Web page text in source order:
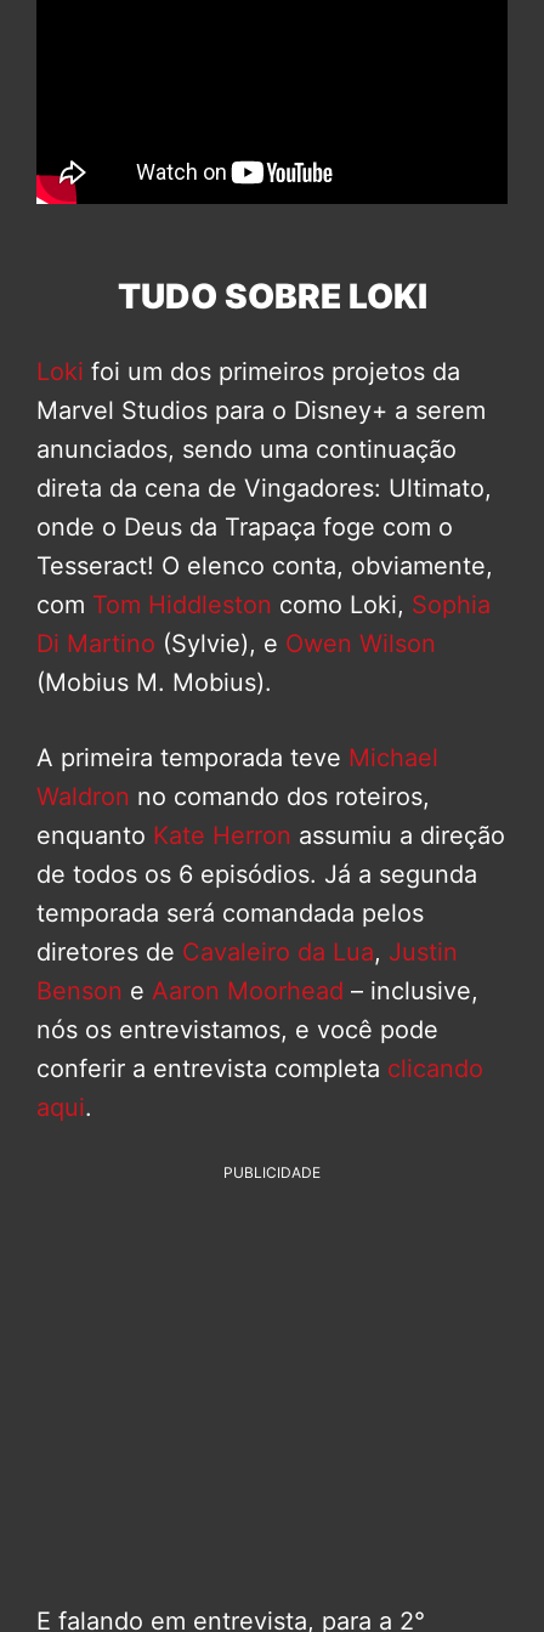
TUDO SOBRE LOKI
Loki foi um dos primeiros projetos da
Marvel Studios para o Disney+ a serem
anunciados, sendo uma continuação
direta da cena de Vingadores: Ultimato,
onde o Deus da Trapaça foge com o
Tesseract! O elenco conta, obviamente,
com Tom Hiddleston como Loki, Sophia
Di Martino (Sylvie), e Owen Wilson
(Mobius M. Mobius).
A primeira temporada teve Michael
Waldron no comando dos roteiros,
enquanto Kate Herron assumiu a direção
de todos os 6 episódios. Já a segunda
temporada será comandada pelos
diretores de Cavaleiro da Lua, Justin
Benson e Aaron Moorhead – inclusive,
nós os entrevistamos, e você pode
conferir a entrevista completa clicando
aqui.
PUBLICIDADE
E falando em entrevista, para a 2°